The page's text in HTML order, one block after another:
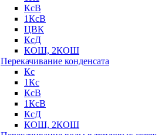
КсВ
1КсВ
ЦВК
КсД
КОШ, 2КОШ
Перекачивание конденсата
Кс
1Кс
КсВ
1КсВ
КсД
КОШ, 2КОШ